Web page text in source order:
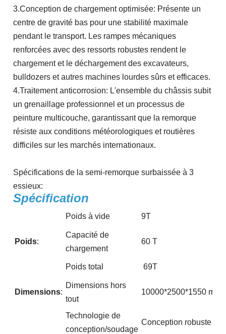
3.Conception de chargement optimisée: Présente un
centre de gravité bas pour une stabilité maximale
pendant le transport. Les rampes mécaniques
renforcées avec des ressorts robustes rendent le
chargement et le déchargement des excavateurs,
bulldozers et autres machines lourdes sûrs et efficaces.
4.Traitement anticorrosion: L'ensemble du châssis subit
un grenaillage professionnel et un processus de
peinture multicouche, garantissant que la remorque
résiste aux conditions météorologiques et routières
difficiles sur les marchés internationaux.
Spécifications de la semi-remorque surbaissée à 3
essieux:
Spécification
Poids:
Poids à vide 9T
Capacité de
chargement
60 T
Poids total 69T
Dimensions:
Dimensions hors
tout
10000*2500*1550 mm
Technologie de
conception/soudage
Conception robuste et